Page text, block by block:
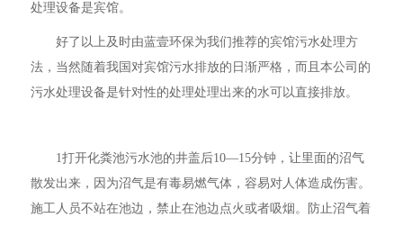
处理设备是宾馆。
好了以上及时由蓝壹环保为我们推荐的宾馆污水处理方
法，当然随着我国对宾馆污水排放的日渐严格，而且本公司的
污水处理设备是针对性的处理处理出来的水可以直接排放。
1打开化粪池污水池的井盖后10—15分钟，让里面的沼气
散发出来，因为沼气是有毒易燃气体，容易对人体造成伤害。
施工人员不站在池边，禁止在池边点火或者吸烟。防止沼气着